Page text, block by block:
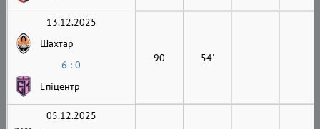
13.12.2025
Шахтар
6 : 0
Епіцентр
90 54'
05.12.2025